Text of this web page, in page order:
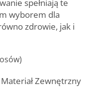
spełniają te
wyborem dla
zdrowie, jak i
Materiał Zewnętrzny